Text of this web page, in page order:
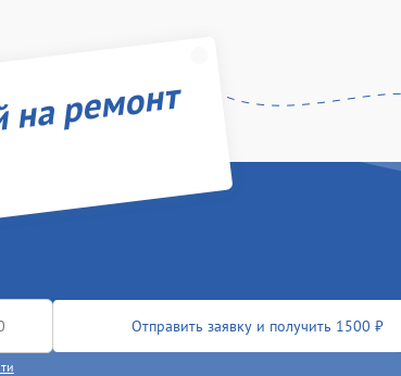
ремонт
Отправить заявку и получить 1500 ₽